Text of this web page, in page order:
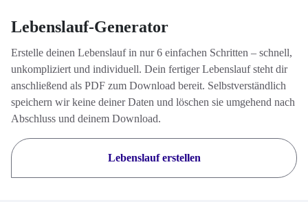
Lebenslauf-Generator
Erstelle deinen Lebenslauf in nur 6 einfachen Schritten – schnell,
unkompliziert und individuell. Dein fertiger Lebenslauf steht dir
anschließend als PDF zum Download bereit. Selbstverständlich
speichern wir keine deiner Daten und löschen sie umgehend nach
Abschluss und deinem Download.
Lebenslauf erstellen